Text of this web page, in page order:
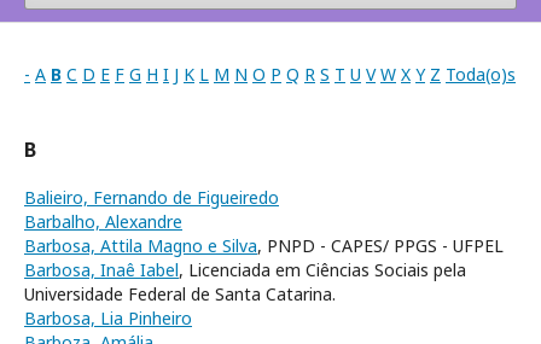
- A B C D E F G H I J K L M N O P Q R S T U V W X Y Z Toda(o)s
B
Balieiro, Fernando de Figueiredo
Barbalho, Alexandre
Barbosa, Attila Magno e Silva, PNPD - CAPES/ PPGS - UFPEL
Barbosa, Inaê Iabel, Licenciada em Ciências Sociais pela
Universidade Federal de Santa Catarina.
Barbosa, Lia Pinheiro